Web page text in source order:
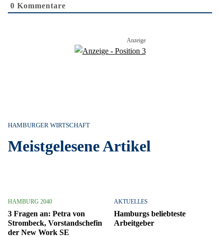
0 Kommentare
HAMBURGER WIRTSCHAFT
Meistgelesene Artikel
HAMBURG 2040
3 Fragen an: Petra von
Strombeck, Vorstandschefin
der New Work SE
AKTUELLES
Hamburgs beliebteste
Arbeitgeber